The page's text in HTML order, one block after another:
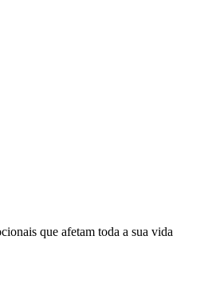
que afetam toda a sua vida